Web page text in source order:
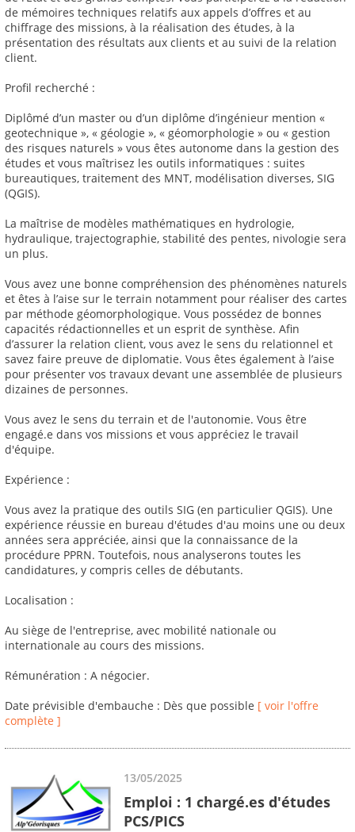
de mémoires techniques relatifs aux appels d’offres et au
chiffrage des missions, à la réalisation des études, à la
présentation des résultats aux clients et au suivi de la relation
client.
Profil recherché :
Diplômé d’un master ou d’un diplôme d’ingénieur mention «
geotechnique », « géologie », « géomorphologie » ou « gestion
des risques naturels » vous êtes autonome dans la gestion des
études et vous maîtrisez les outils informatiques : suites
bureautiques, traitement des MNT, modélisation diverses, SIG
(QGIS).
La maîtrise de modèles mathématiques en hydrologie,
hydraulique, trajectographie, stabilité des pentes, nivologie sera
un plus.
Vous avez une bonne compréhension des phénomènes naturels
et êtes à l’aise sur le terrain notamment pour réaliser des cartes
par méthode géomorphologique. Vous possédez de bonnes
capacités rédactionnelles et un esprit de synthèse. Afin
d’assurer la relation client, vous avez le sens du relationnel et
savez faire preuve de diplomatie. Vous êtes également à l’aise
pour présenter vos travaux devant une assemblée de plusieurs
dizaines de personnes.
Vous avez le sens du terrain et de l'autonomie. Vous être
engagé.e dans vos missions et vous appréciez le travail
d'équipe.
Expérience :
Vous avez la pratique des outils SIG (en particulier QGIS). Une
expérience réussie en bureau d'études d'au moins une ou deux
années sera appréciée, ainsi que la connaissance de la
procédure PPRN. Toutefois, nous analyserons toutes les
candidatures, y compris celles de débutants.
Localisation :
Au siège de l'entreprise, avec mobilité nationale ou
internationale au cours des missions.
Rémunération : A négocier.
Date prévisible d'embauche : Dès que possible [ voir l'offre
complète ]
13/05/2025
Emploi : 1 chargé.es d'études
PCS/PICS